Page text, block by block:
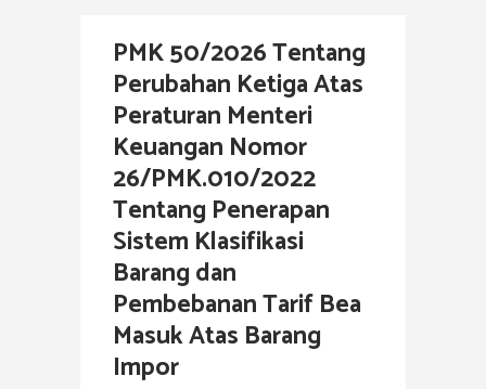
PMK 50/2026 Tentang
Perubahan Ketiga Atas
Peraturan Menteri
Keuangan Nomor
26/PMK.010/2022
Tentang Penerapan
Sistem Klasifikasi
Barang dan
Pembebanan Tarif Bea
Masuk Atas Barang
Impor